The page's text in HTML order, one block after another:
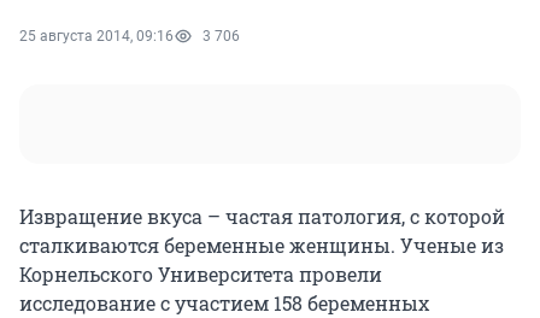
25 августа 2014, 09:16 3 706
Извращение вкуса – частая патология, с которой
сталкиваются беременные женщины. Ученые из
Корнельского Университета провели
исследование с участием 158 беременных